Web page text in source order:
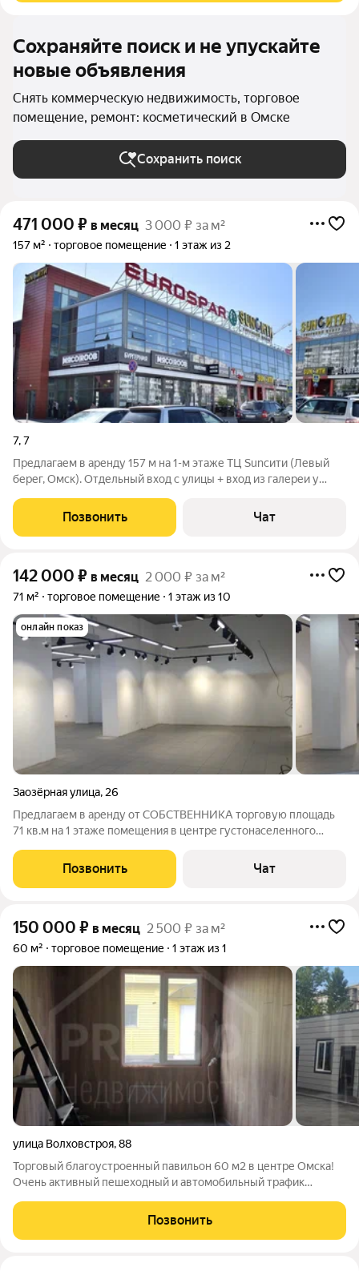
Сохраняйте поиск и не упускайте
новые объявления
Снять коммерческую недвижимость, торговое
помещение, ремонт: косметический в Омске
Сохранить поиск
471 000 ₽ в месяц 3 000 ₽ за м²
157 м² торговое помещение 1 этаж из 2
7,7
Предлагаем в аренду 157 м на 1-м этаже ТЦ Sunсити (Левый
берег, Омск). Отдельный вход с улицы + вход из галереи у
Летняя веранда. Высокий трафик. Локация и проходимость: -
Адрес: г. Омск, ул. 70
Позвонить Чат
142 000 ₽ в месяц 2 000 ₽ за м²
71 м² торговое помещение 1 этаж из 10
онлайн показ
Заозёрная улица, 26
Предлагаем в аренду от СОБСТВЕННИКА торговую площадь
71 кв.м на 1 этаже помещения в центре густонаселенного
жилой массив, рядом остановка общественного транспорта
"Первомайский рынок", есть
Позвонить Чат
150 000 ₽ в месяц 2 500 ₽ за м²
60 м² торговое помещение 1 этаж из 1
улица Волховстроя,88
Торговый благоустроенный павильон 60 м2 в центре Омска!
Очень активный пешеходный и автомобильный трафик
города. Помещение светлое просторное с качественным
ремонтом. Отдельный сан.узел. 2
Позвонить